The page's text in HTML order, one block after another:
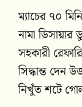
ম্যাচের ৭০
নামা
সহকারী
সিদ্ধান্ত দেন
নিখুঁত শটে